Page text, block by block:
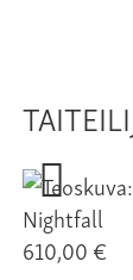
Nightfall
610,00 €